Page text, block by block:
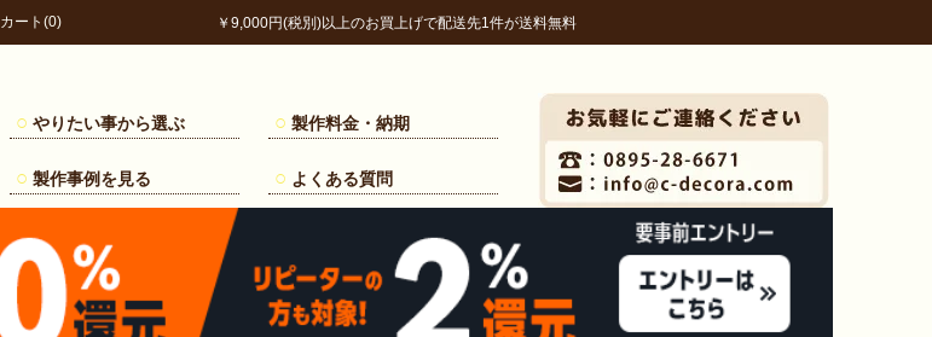
カート(0) ￥9,000円(税別)以上のお買上げで配送先1件が送料無料
やりたい事から選ぶ 製作料金・納期
製作事例を見る よくある質問